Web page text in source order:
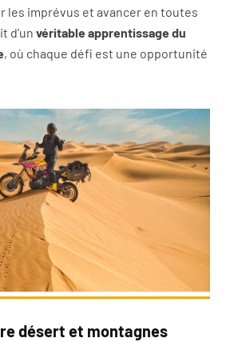
les imprévus et avancer en toutes
d’un véritable apprentissage du
, où chaque défi est une opportunité
désert et montagnes